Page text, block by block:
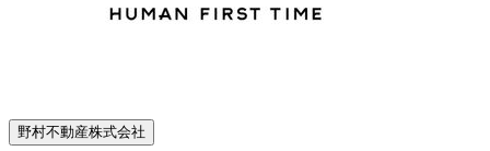
野村不動産株式会社